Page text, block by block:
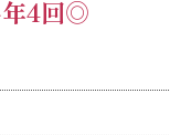
年4回◎